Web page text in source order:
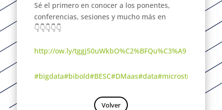
Sé el primero en conocer a los ponentes,
conferencias, sesiones y mucho más en
👇👇👇👇👇
http://ow.ly/tggj50uWkbO%C2%BFQu%C3%A9
#bigdata#bibold#BESC#DMaas#data#microstrategy
Volver